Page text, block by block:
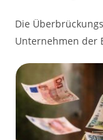
Die
Unternehmen der